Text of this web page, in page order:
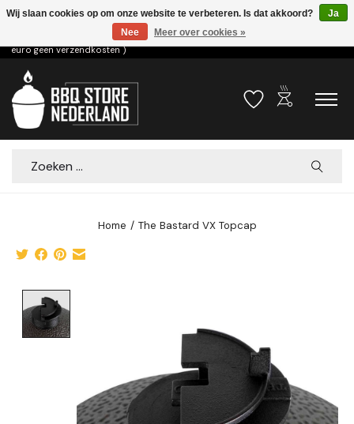
Voor 15.00u besteld dezelfde dag verzonden! ( 6,95 verzendkosten, vanaf 75
euro geen verzendkosten )
Verlanglijst
outdoor_grill
Zoeken
Home / The Bastard VX Topcap
Wij slaan cookies op om onze website te verbeteren. Is dat akkoord?
Ja
Nee
Meer over cookies »